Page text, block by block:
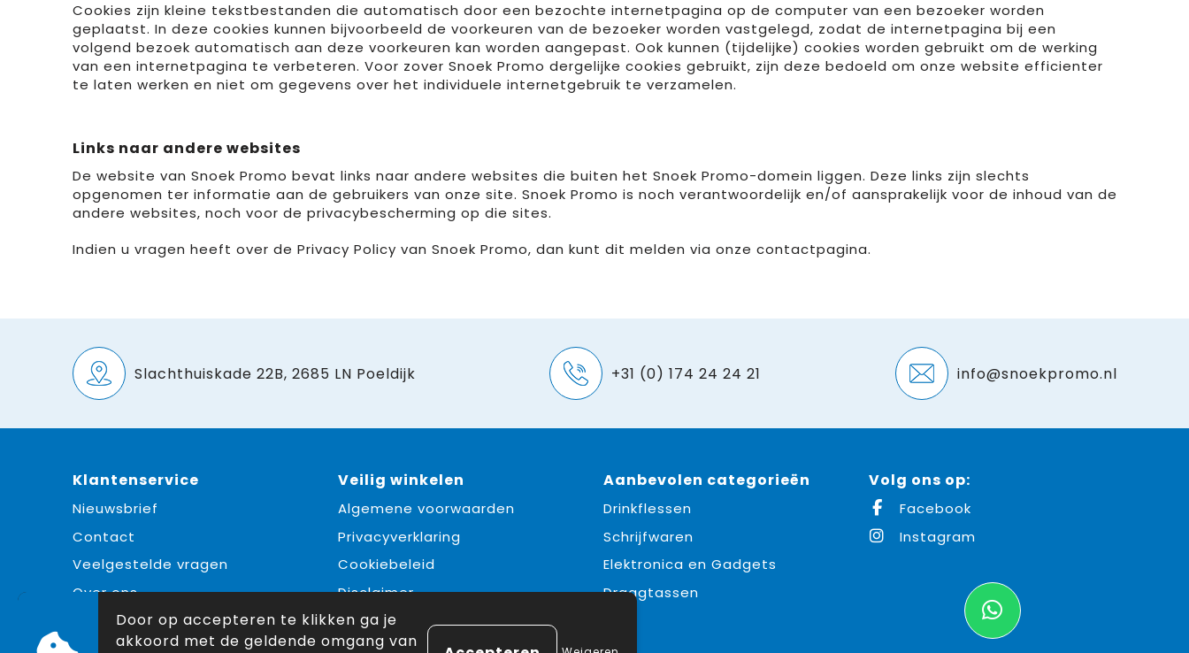
Cookies zijn kleine tekstbestanden die automatisch door een bezochte internetpagina op de computer van een bezoeker worden
geplaatst. In deze cookies kunnen bijvoorbeeld de voorkeuren van de bezoeker worden vastgelegd, zodat de internetpagina bij een
volgend bezoek automatisch aan deze voorkeuren kan worden aangepast. Ook kunnen (tijdelijke) cookies worden gebruikt om de werking
van een internetpagina te verbeteren. Voor zover Snoek Promo dergelijke cookies gebruikt, zijn deze bedoeld om onze website efficienter
te laten werken en niet om gegevens over het individuele internetgebruik te verzamelen.
Links naar andere websites
De website van Snoek Promo bevat links naar andere websites die buiten het Snoek Promo-domein liggen. Deze links zijn slechts
opgenomen ter informatie aan de gebruikers van onze site. Snoek Promo is noch verantwoordelijk en/of aansprakelijk voor de inhoud van de
andere websites, noch voor de privacybescherming op die sites.
Indien u vragen heeft over de Privacy Policy van Snoek Promo, dan kunt dit melden via onze contactpagina.
Slachthuiskade 22B, 2685 LN Poeldijk +31 (0) 174 24 24 21 info@snoekpromo.nl
Klantenservice
Nieuwsbrief
Contact
Veelgestelde vragen
Over ons
Veilig winkelen
Algemene voorwaarden
Privacyverklaring
Cookiebeleid
Disclaimer
Aanbevolen categorieën
Drinkflessen
Schrijfwaren
Elektronica en Gadgets
Draagtassen
Volg ons op:
Facebook
Instagram
Door op accepteren te klikken ga je
akkoord met de geldende omgang van